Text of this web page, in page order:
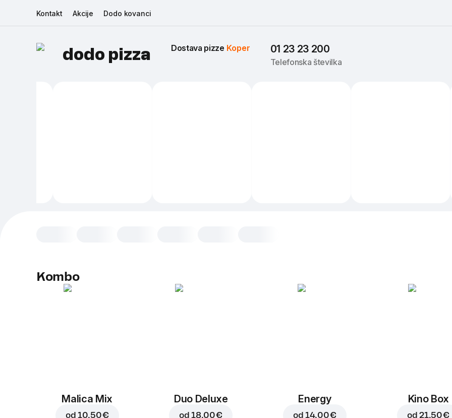
Kontakt Akcije Dodo kovanci
dodo pizza Dostava pizze Koper 01 23 23 200
Telefonska številka
Kombo
Malica Mix
od 10,50 €
Duo Deluxe
od18,00 €
Energy
od 14,00 €
Kino Box
od21,50 €